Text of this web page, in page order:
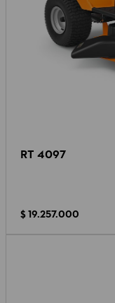
RT 4097
$ 19.257.000